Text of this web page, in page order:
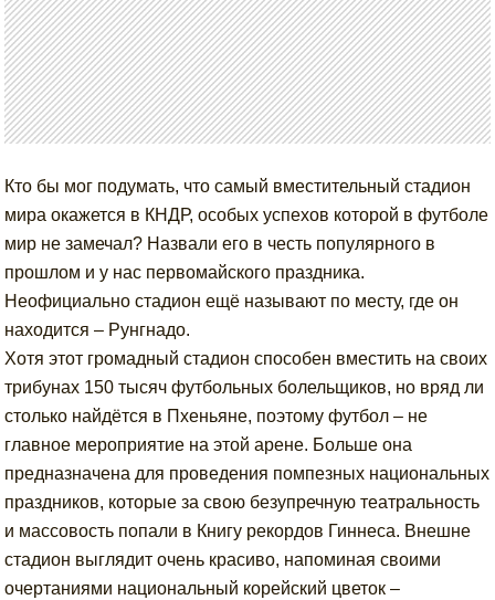
Кто бы мог подумать, что самый вместительный стадион
мира окажется в КНДР, особых успехов которой в футболе
мир не замечал? Назвали его в честь популярного в
прошлом и у нас первомайского праздника.
Неофициально стадион ещё называют по месту, где он
находится – Рунгнадо.
Хотя этот громадный стадион способен вместить на своих
трибунах 150 тысяч футбольных болельщиков, но вряд ли
столько найдётся в Пхеньяне, поэтому футбол – не
главное мероприятие на этой арене. Больше она
предназначена для проведения помпезных национальных
праздников, которые за свою безупречную театральность
и массовость попали в Книгу рекордов Гиннеса. Внешне
стадион выглядит очень красиво, напоминая своими
очертаниями национальный корейский цветок –